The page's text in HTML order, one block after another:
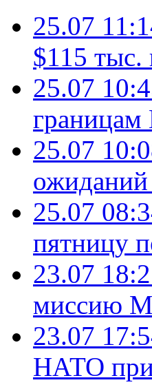
25.07
$115 тыс.
25.07
25.07
25.07
пятницу
23.07
миссию
23.07
НАТО